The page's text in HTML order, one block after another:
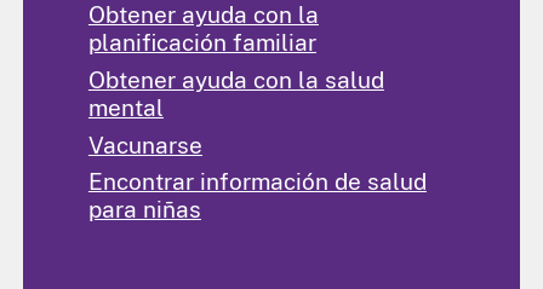
Obtener ayuda con la
planificación familiar
Obtener ayuda con la salud
mental
Vacunarse
Encontrar información de salud
para niñas